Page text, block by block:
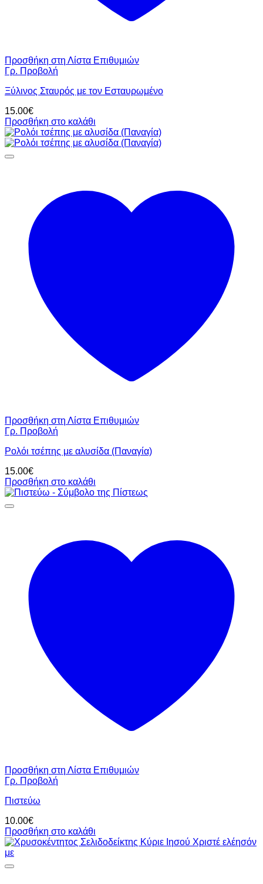
Προσθήκη στη Λίστα Επιθυμιών
Γρ. Προβολή
Ξύλινος Σταυρός με τον Εσταυρωμένο
15.00€
Προσθήκη στο καλάθι
Προσθήκη στη Λίστα Επιθυμιών
Γρ. Προβολή
Ρολόι τσέπης με αλυσίδα (Παναγία)
15.00€
Προσθήκη στο καλάθι
Προσθήκη στη Λίστα Επιθυμιών
Γρ. Προβολή
Πιστεύω
10.00€
Προσθήκη στο καλάθι